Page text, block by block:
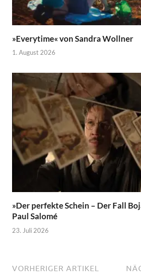
»Everytime« von Sandra Wollner
1. August 2026
»Der perfekte Schein – Der Fall
Paul Salomé
23. Juli 2026
VORHERIGER ARTIKEL